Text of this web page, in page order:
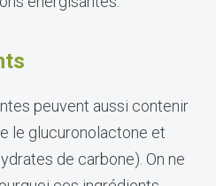
peuvent aussi contenir
le glucuronolactone et
de carbone). On ne